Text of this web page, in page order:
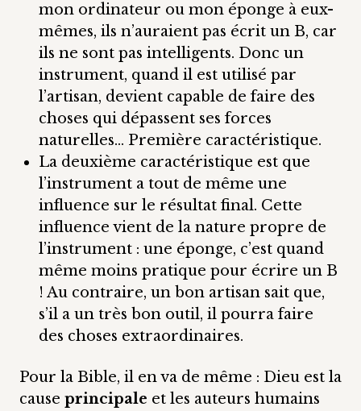
mon ordinateur ou mon éponge à eux-
mêmes, ils n’auraient pas écrit un B, car
ils ne sont pas intelligents. Donc un
instrument, quand il est utilisé par
l’artisan, devient capable de faire des
choses qui dépassent ses forces
naturelles… Première caractéristique.
La deuxième caractéristique est que
l’instrument a tout de même une
influence sur le résultat final. Cette
influence vient de la nature propre de
l’instrument : une éponge, c’est quand
même moins pratique pour écrire un B
! Au contraire, un bon artisan sait que,
s’il a un très bon outil, il pourra faire
des choses extraordinaires.
Pour la Bible, il en va de même : Dieu est la
cause principale et les auteurs humains